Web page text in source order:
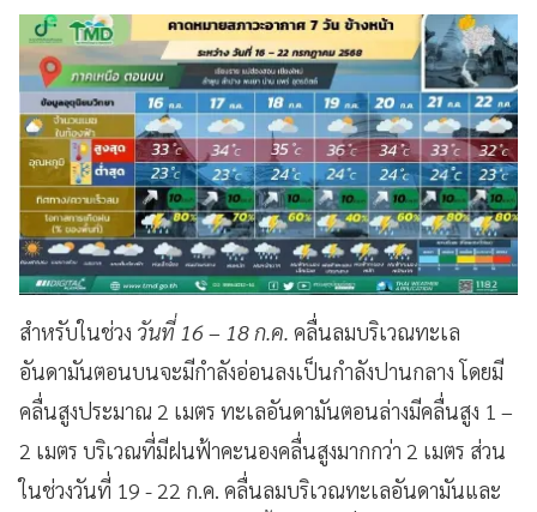
สำหรับในช่วง วันที่ 16 – 18 ก.ค. คลื่นลมบริเวณทะเล
อันดามันตอนบนจะมีกำลังอ่อนลงเป็นกำลังปานกลาง โดยมี
คลื่นสูงประมาณ 2 เมตร ทะเลอันดามันตอนล่างมีคลื่นสูง 1 –
2 เมตร บริเวณที่มีฝนฟ้าคะนองคลื่นสูงมากกว่า 2 เมตร ส่วน
ในช่วงวันที่ 19 - 22 ก.ค. คลื่นลมบริเวณทะเลอันดามันและ